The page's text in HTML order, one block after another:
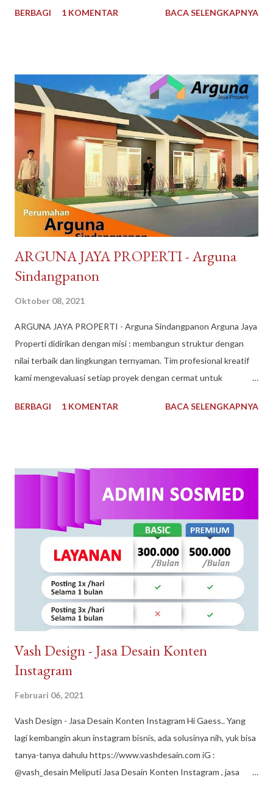
Malaysia 1 kg, Maggi Kari Malaysia , Anlene Gold Malaysia.
pengiriman juga cepat, pengemasan aman, tersedia banyak
pilihan kurir pengiriman dan ada subsidi free ongkir. Melayani
pengiriman seluruh Indonesia. Pembayaran mudah bisa dengan
Gopay, Ovo, juga opsi transfer bank maupun melalui
convenience store seperti Indomaret dan Alfamart. Reputasi
toko juga terpercaya, banyak testimoni review bintang 5.
Pelayanan bagus, produk bagus. Recommended banget
DayToNight Tokopedia, Tarakan - Indonesia #daytonight #da...
BERBAGI 1 KOMENTAR BACA SELENGKAPNYA
​ARGUNA JAYA PROPERTI - Arguna
Sindangpanon
Oktober 08, 2021
​ARGUNA JAYA PROPERTI - Arguna Sindangpanon Arguna Jaya
Properti didirikan dengan misi : membangun struktur dengan
nilai terbaik dan lingkungan ternyaman. Tim profesional kreatif
kami mengevaluasi setiap proyek dengan cermat untuk
tahun kami telah dikenal sebagai Pengembang Real Estate
keinginan untuk mewujudkan Impian anda. Menggunakan bahan
berkualitas dan tenaga ahli dan konstan terbaik. Arguna Jaya
Sindangpanon, rumah murah Bandung , rumah modern terbaik.
Arguna Jaya Properti Jl. Citeureup, Sindangpanon, Kec.
Banjaran, Bandung, Jawa Barat 40377
BERBAGI 1 KOMENTAR BACA SELENGKAPNYA
Vash Design - Jasa Desain Konten
Instagram
Februari 06, 2021
Vash Design - Jasa Desain Konten Instagram Hi Gaess.. Yang
lagi kembangin akun instagram bisnis, ada solusinya nih, yuk bisa
tanya-tanya dahulu https://www.vashdesain.com iG :
@vash_desain Meliputi Jasa Desain Konten Instagram , jasa